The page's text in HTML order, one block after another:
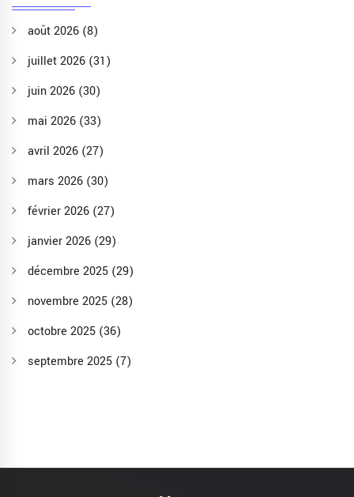
août 2026 (8)
juillet 2026 (31)
juin 2026 (30)
mai 2026 (33)
avril 2026 (27)
mars 2026 (30)
février 2026 (27)
janvier 2026 (29)
décembre 2025 (29)
novembre 2025 (28)
octobre 2025 (36)
septembre 2025 (7)